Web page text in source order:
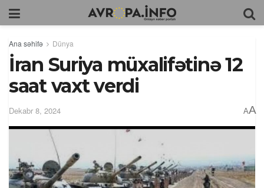
Ana səhifə Dünya
İran Suriya müxalifətinə 12
saat vaxt verdi
Dekabr 8, 2024 AA